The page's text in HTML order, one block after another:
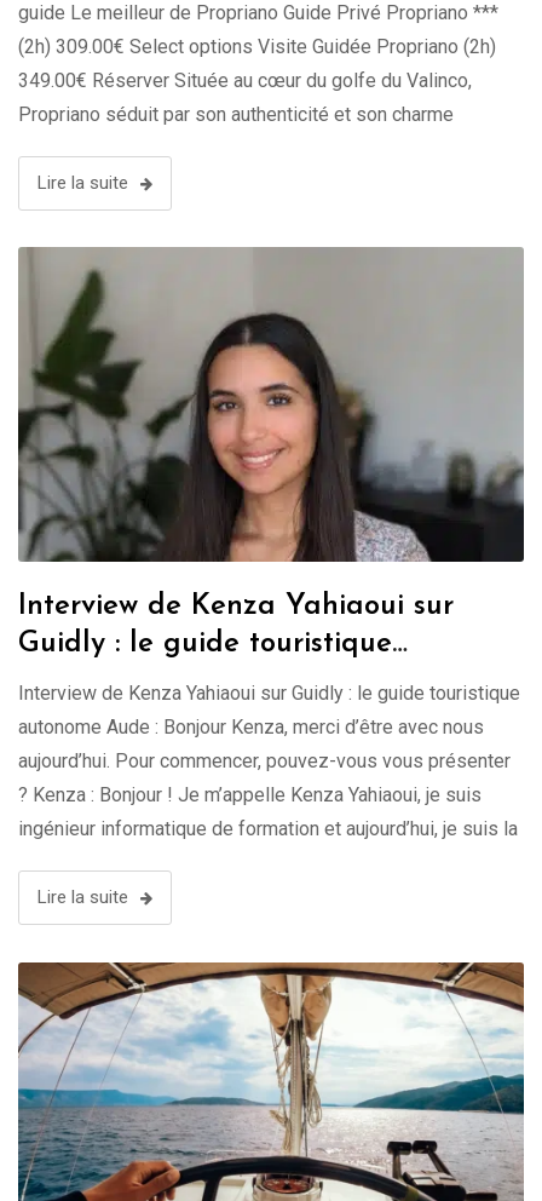
guide Le meilleur de Propriano Guide Privé Propriano ***
(2h) 309.00€ Select options Visite Guidée Propriano (2h)
349.00€ Réserver Située au cœur du golfe du Valinco,
Propriano séduit par son authenticité et son charme
de sable fin …
Lire la suite
Interview de Kenza Yahiaoui sur
Guidly : le guide touristique
autonome
Interview de Kenza Yahiaoui sur Guidly : le guide touristique
autonome Aude : Bonjour Kenza, merci d’être avec nous
aujourd’hui. Pour commencer, pouvez-vous vous présenter
? Kenza : Bonjour ! Je m’appelle Kenza Yahiaoui, je suis
ingénieur informatique de formation et aujourd’hui, je suis la
objectif est …
Lire la suite